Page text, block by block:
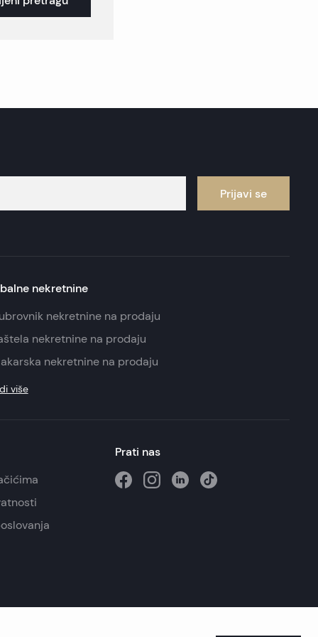
Prijavi se
nekretnine
nekretnine na prodaju
nekretnine na prodaju
nekretnine na prodaju
više
Prati nas